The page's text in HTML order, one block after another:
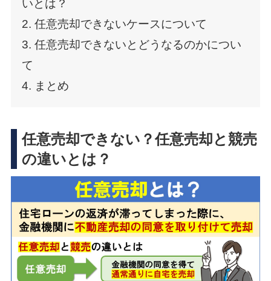
いとは？
2. 任意売却できないケースについて
3. 任意売却できないとどうなるのかについ
て
4. まとめ
任意売却できない？任意売却と競売
の違いとは？